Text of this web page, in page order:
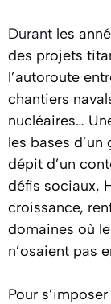
Durant les
des projets
l’autoroute
chantiers
nucléaires…
les bases
dépit d’un
défis sociaux,
croissance,
domaines où
n’osaient pas
Pour